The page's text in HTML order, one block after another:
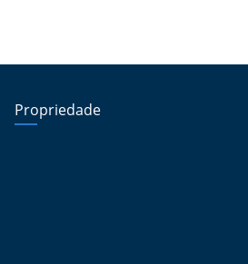
Propriedade